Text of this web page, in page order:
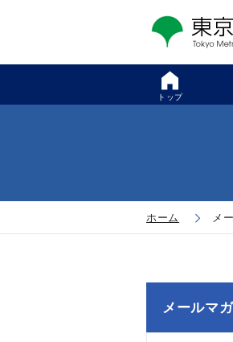
トップ
ホーム メ
メールマ